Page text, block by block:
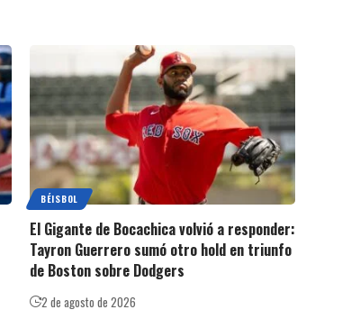
BÉISBOL
El Gigante de Bocachica volvió a responder:
Tayron Guerrero sumó otro hold en triunfo
de Boston sobre Dodgers
2 de agosto de 2026